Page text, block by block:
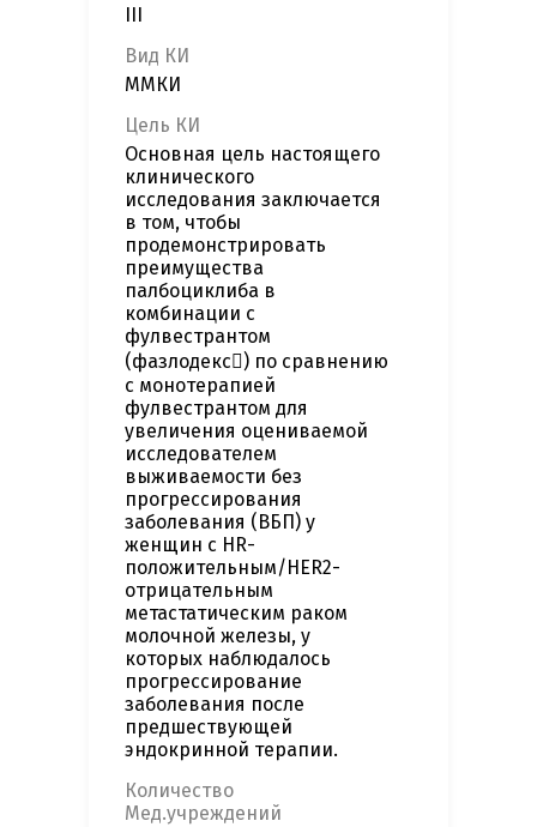
Вид КИ
ММКИ
Цель КИ
Основная цель настоящего
клинического
исследования заключается
в том, чтобы
продемонстрировать
преимущества
палбоциклиба в
комбинации с
фулвестрантом
(фазлодекс) по сравнению
с монотерапией
фулвестрантом для
увеличения оцениваемой
исследователем
выживаемости без
прогрессирования
заболевания (ВБП) у
женщин с HR-
положительным/НЕR2-
отрицательным
метастатическим раком
молочной железы, у
которых наблюдалось
прогрессирование
заболевания после
предшествующей
эндокринной терапии.
Количество
Мед.учреждений